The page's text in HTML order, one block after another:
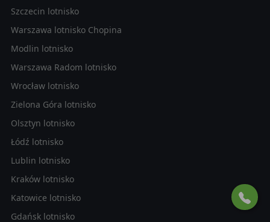
Szczecin lotnisko
Warszawa lotnisko Chopina
Modlin lotnisko
Warszawa Radom lotnisko
Wrocław lotnisko
Zielona Góra lotnisko
Olsztyn lotnisko
Łódź lotnisko
Lublin lotnisko
Kraków lotnisko
Katowice lotnisko
Gdańsk lotnisko